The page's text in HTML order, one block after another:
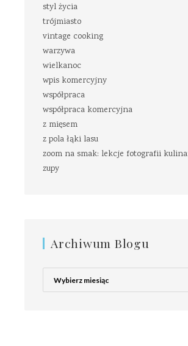
styl życia
trójmiasto
vintage cooking
warzywa
wielkanoc
wpis komercyjny
współpraca
współpraca komercyjna
z mięsem
z pola łąki lasu
zoom na smak: lekcje fotografii
zupy
Archiwum Blogu
Archiwum
Blogu